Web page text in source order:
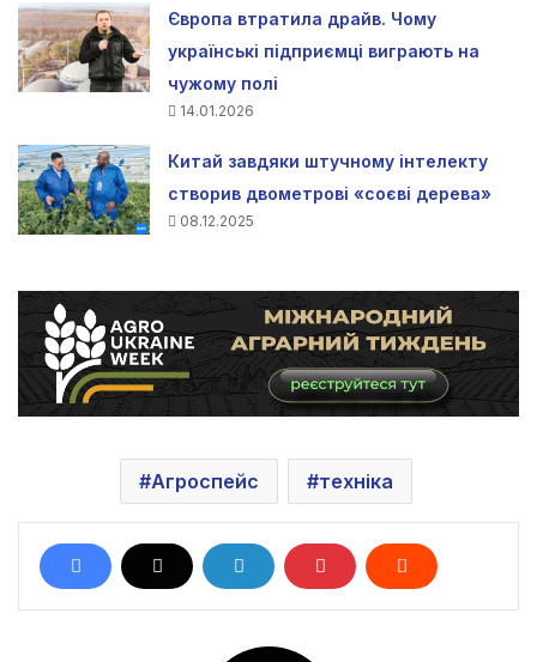
Європа втратила драйв. Чому
українські підприємці виграють на
чужому полі
14.01.2026
Китай завдяки штучному інтелекту
створив двометрові «соєві дерева»
08.12.2025
Агроспейс техніка